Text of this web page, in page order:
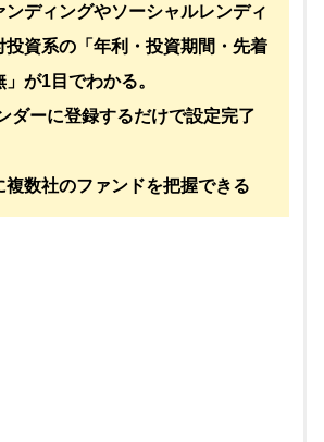
ンディングやソーシャルレンディ
投資系の「年利・投資期間・先着
が1目でわかる。
ダーに登録するだけで設定完了
複数社のファンドを把握できる